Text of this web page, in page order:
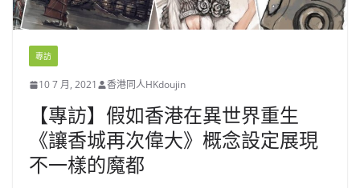
專訪
10 7 月, 2021 香港同人HKdoujin
【專訪】假如香港在異世界重生
《讓香城再次偉大》概念設定展現
不一樣的魔都